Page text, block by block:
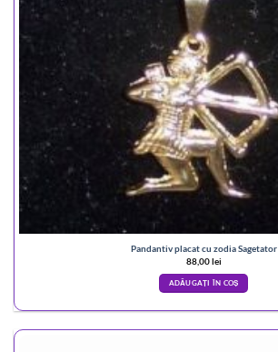
Pandantiv placat cu zodia Sagetator
88,00lei
ADĂUGAȚI ÎN COȘ